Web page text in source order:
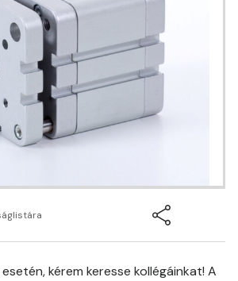
kérem keresse kollégáinkat! A